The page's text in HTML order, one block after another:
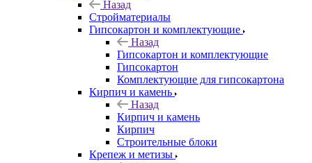
Назад
Стройматериалы
Гипсокартон и комплектующие
Назад
Гипсокартон и комплектующие
Гипсокартон
Комплектующие для гипсокартона
Кирпич и камень
Назад
Кирпич и камень
Кирпич
Строительные блоки
Крепеж и метизы